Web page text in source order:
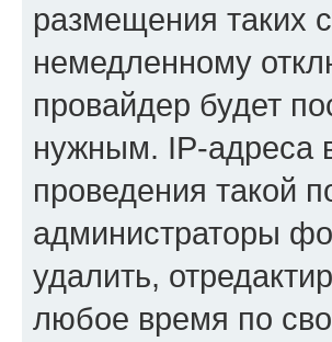
размещения таких
немедленному
провайдер будет
нужным. IP-адреса
проведения такой
администраторы
удалить,
любое время по